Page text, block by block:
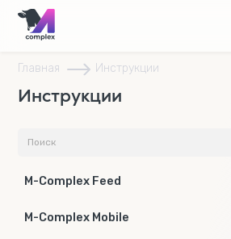
Главная Инструкции
Инструкции
M-Complex Feed
M-Complex Mobile